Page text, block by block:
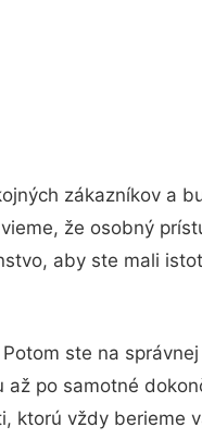
zákazníkov a
že osobný
aby ste mali
ste na
po samotné
ktorú vždy berieme